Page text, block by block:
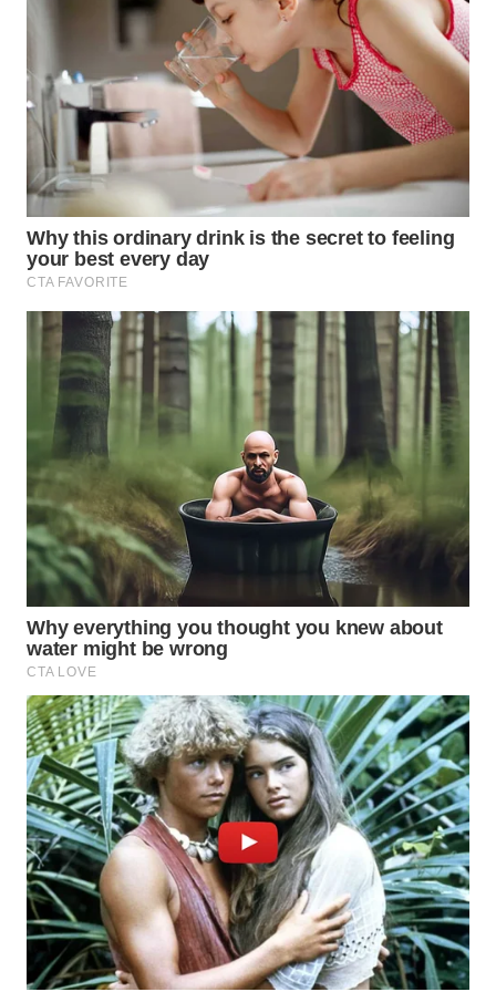
SUMEDANG
WN
CIANJUR
WN
KEPULAUAN
SERIBU
TANGERANG
WN
BINJAI
WN
CIREBON
WN
INDRAMAYU
WN
KUNINGAN
WN
MAJALENGKA
WN
SUBANG
WN
SUKABUMI
WN
PURWAKARTA